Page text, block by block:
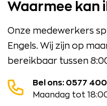
Waarmee kan
Onze medewerkers
Engels. Wij zijn op
bereikbaar tussen
Bel ons: 0577
Maandag tot